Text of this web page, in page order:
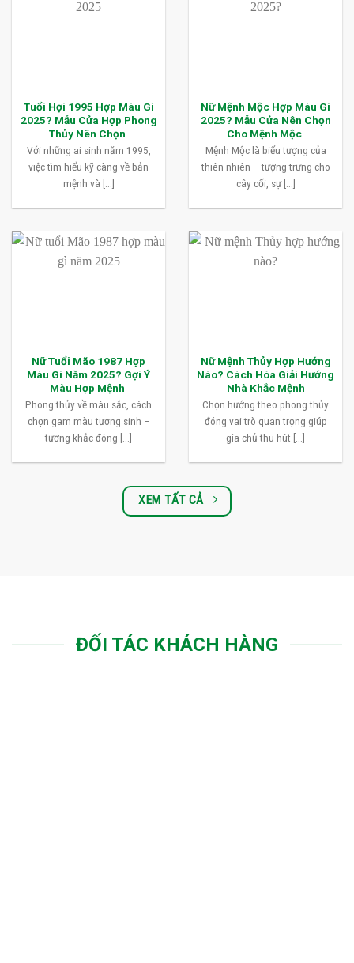
Tuổi Hợi 1995 Hợp Màu Gì
2025? Mẫu Cửa Hợp Phong
Thủy Nên Chọn
Với những ai sinh năm 1995,
việc tìm hiểu kỹ càng về bản
mệnh và [...]
Nữ Mệnh Mộc Hợp Màu Gì
2025? Mẫu Cửa Nên Chọn
Cho Mệnh Mộc
Mệnh Mộc là biểu tượng của
thiên nhiên – tượng trưng cho
cây cối, sự [...]
Nữ Tuổi Mão 1987 Hợp
Màu Gì Năm 2025? Gợi Ý
Màu Hợp Mệnh
Phong thủy về màu sắc, cách
chọn gam màu tương sinh –
tương khắc đóng [...]
Nữ Mệnh Thủy Hợp Hướng
Nào? Cách Hóa Giải Hướng
Nhà Khắc Mệnh
Chọn hướng theo phong thủy
đóng vai trò quan trọng giúp
gia chủ thu hút [...]
XEM TẤT CẢ
ĐỐI TÁC KHÁCH HÀNG